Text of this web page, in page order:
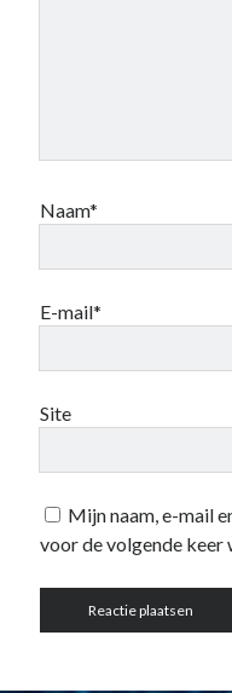
Naam*
E-mail*
Site
Mijn naam, e-mail
voor de volgende keer